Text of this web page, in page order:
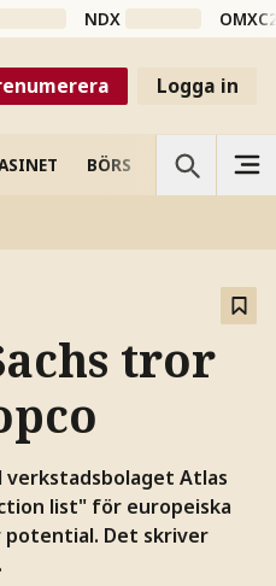
NDX
Logga in
BÖRS VETENSKAP
tror
verkstadsbolaget Atlas
list" för europeiska
potential. Det skriver